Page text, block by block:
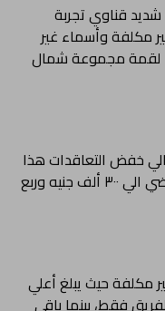
شديد قناوي تجربة
مكلفة وأسماء غير
لقمة مجموعة شمال
خفض التعاقدات هذا
الموسم بعدما وصلت في الموسم الماضي الي ٣٠٠ ألف جنيه وربع
مكلفة حيث يبلغ أعلي
بالفريق فقط، بينما باقي